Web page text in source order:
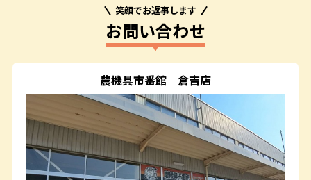
笑顔でお返事します
お問い合わせ
農機具市番館 倉吉店